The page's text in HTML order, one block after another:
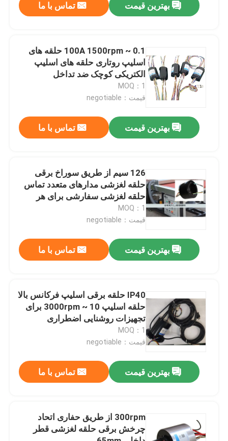
محصولات
ویدیو
درباره ما
کنترل کیفیت
درخواست نقل قول
حلقه لغزش رسانا
حلقه ضد آب
بهترین قیمت تماس با ما
0.1 ~ 100A 1500rpm حلقه های
اسلیپ روتاری حلقه های اسلیپ
الکتریکی کوچک ضد تداخل
MOQ：1
قیمت：negotiable
بهترین قیمت تماس با ما
126 سیم از طریق سوراخ برقی
حلقه لغزشی مدارهای متعدد تماس
حلقه لغزشی سفارشی برای هر
تجهیزات مکانیکی
MOQ：1
قیمت：negotiable
بهترین قیمت تماس با ما
IP40 حلقه برقی اسلیپ فرکانس بالا
حلقه اسلیپ 10 ~ 3000rpm برای
تجهیزات روشنایی اضطراری
MOQ：1
قیمت：negotiable
بهترین قیمت تماس با ما
300rpm از طریق حفاری اتحاد
چرخش برقی حلقه لغزشی قطر